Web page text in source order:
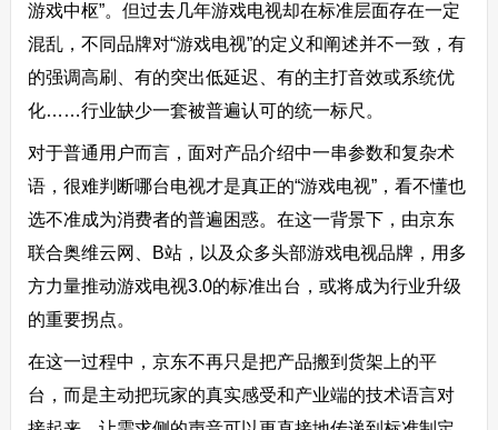
游戏中枢”。但过去几年游戏电视却在标准层面存在一定
混乱，不同品牌对“游戏电视”的定义和阐述并不一致，有
的强调高刷、有的突出低延迟、有的主打音效或系统优
化……行业缺少一套被普遍认可的统一标尺。
对于普通用户而言，面对产品介绍中一串参数和复杂术
语，很难判断哪台电视才是真正的“游戏电视”，看不懂也
选不准成为消费者的普遍困惑。在这一背景下，由京东
联合奥维云网、B站，以及众多头部游戏电视品牌，用多
方力量推动游戏电视3.0的标准出台，或将成为行业升级
的重要拐点。
在这一过程中，京东不再只是把产品搬到货架上的平
台，而是主动把玩家的真实感受和产业端的技术语言对